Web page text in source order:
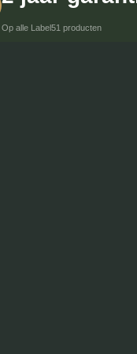
Op alle Label51 producten